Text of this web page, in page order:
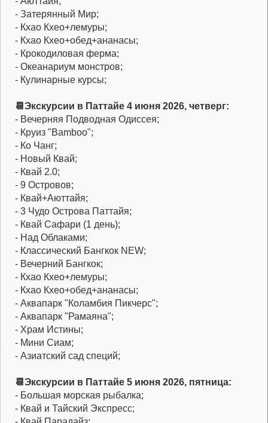
- Затерянный Мир;
- Кхао Кхео+лемуры;
- Кхао Кхео+обед+ананасы;
- Крокодиловая ферма;
- Океанариум монстров;
- Кулинарные курсы;
📆Экскурсии в Паттайе 4 июня 2026, четверг:
- Вечерняя Подводная Одиссея;
- Круиз "Bamboo";
- Ко Чанг;
- Новый Квай;
- Квай 2.0;
- 9 Островов;
- Квай+Аюттайя;
- 3 Чудо Острова Паттайя;
- Квай Сафари (1 день);
- Над Облаками;
- Классический Бангкок NEW;
- Вечерний Бангкок;
- Кхао Кхео+лемуры;
- Кхао Кхео+обед+ананасы;
- Аквапарк "Коламбия Пикчерс";
- Аквапарк "Рамаяна";
- Храм Истины;
- Мини Сиам;
- Азиатский сад специй;
📆Экскурсии в Паттайе 5 июня 2026, пятница:
- Большая морская рыбалка;
- Квай и Тайский Экспресс;